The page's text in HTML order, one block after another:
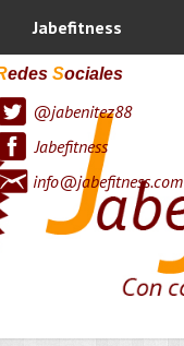
Jabefitness
edes Sociales
@jabenitez88
Jabefitness
info@jabefitness.com